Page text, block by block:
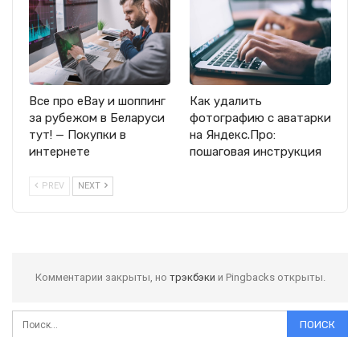
Все про eBay и шоппинг
за рубежом в Беларуси
тут! — Покупки в
интернете
Как удалить
фотографию с аватарки
на Яндекс.Про:
пошаговая инструкция
PREV NEXT
Комментарии закрыты, но трэкбэки и Pingbacks открыты.